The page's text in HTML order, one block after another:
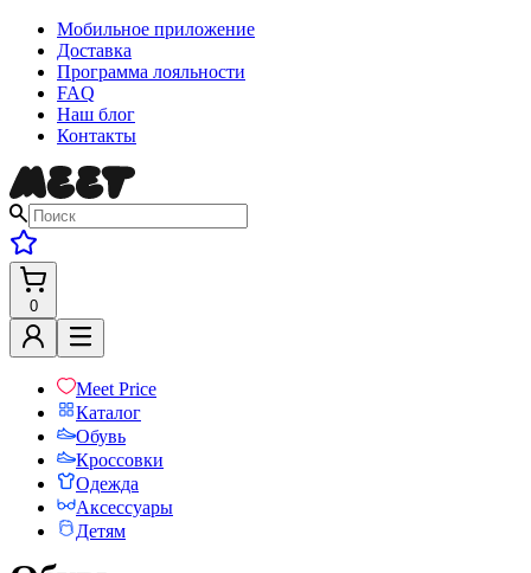
Мобильное приложение
Доставка
Программа лояльности
FAQ
Наш блог
Контакты
0
Meet Price
Каталог
Обувь
Кроссовки
Одежда
Аксессуары
Детям